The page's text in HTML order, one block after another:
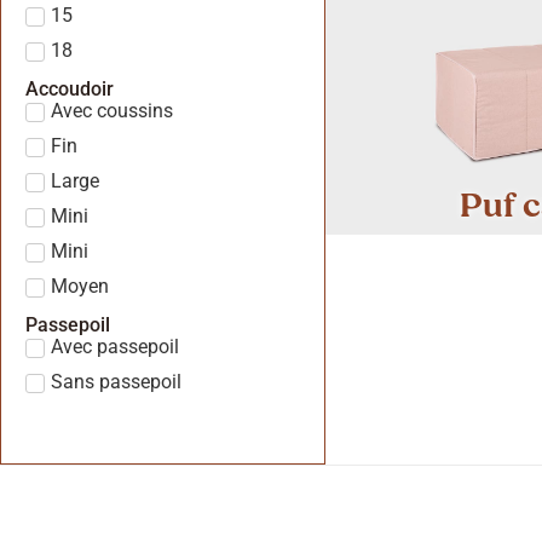
15
18
Accoudoir
Avec coussins
Fin
Large
Mini
Mini
Moyen
Passepoil
Avec passepoil
Sans passepoil
Puf